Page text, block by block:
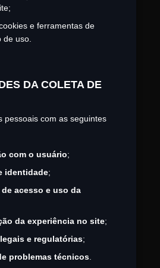
e ferramentas de
de uso.
DA COLETA DE
pessoais com as seguintes
com o usuário;
identidade;
acesso e uso da
da experiência no site;
e regulatórias;
problemas técnicos